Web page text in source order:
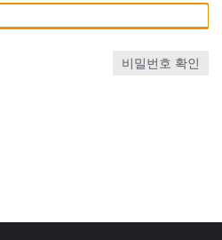
비밀번호 확인